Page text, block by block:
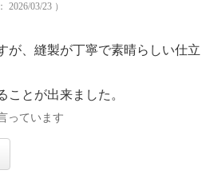
2026/03/23 ）
が、縫製が丁寧で素晴らしい仕立
ことが出来ました。
っています